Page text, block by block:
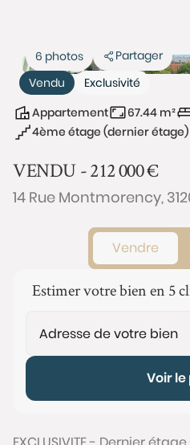
Vendu Exclusivité
6 photos Partager
Appartement 67.44 m²
4ème étage (dernier étage)
VENDU -212 000€
14 Rue Montmorency,
Vendre
Estimer votre bien en 5
Voir le